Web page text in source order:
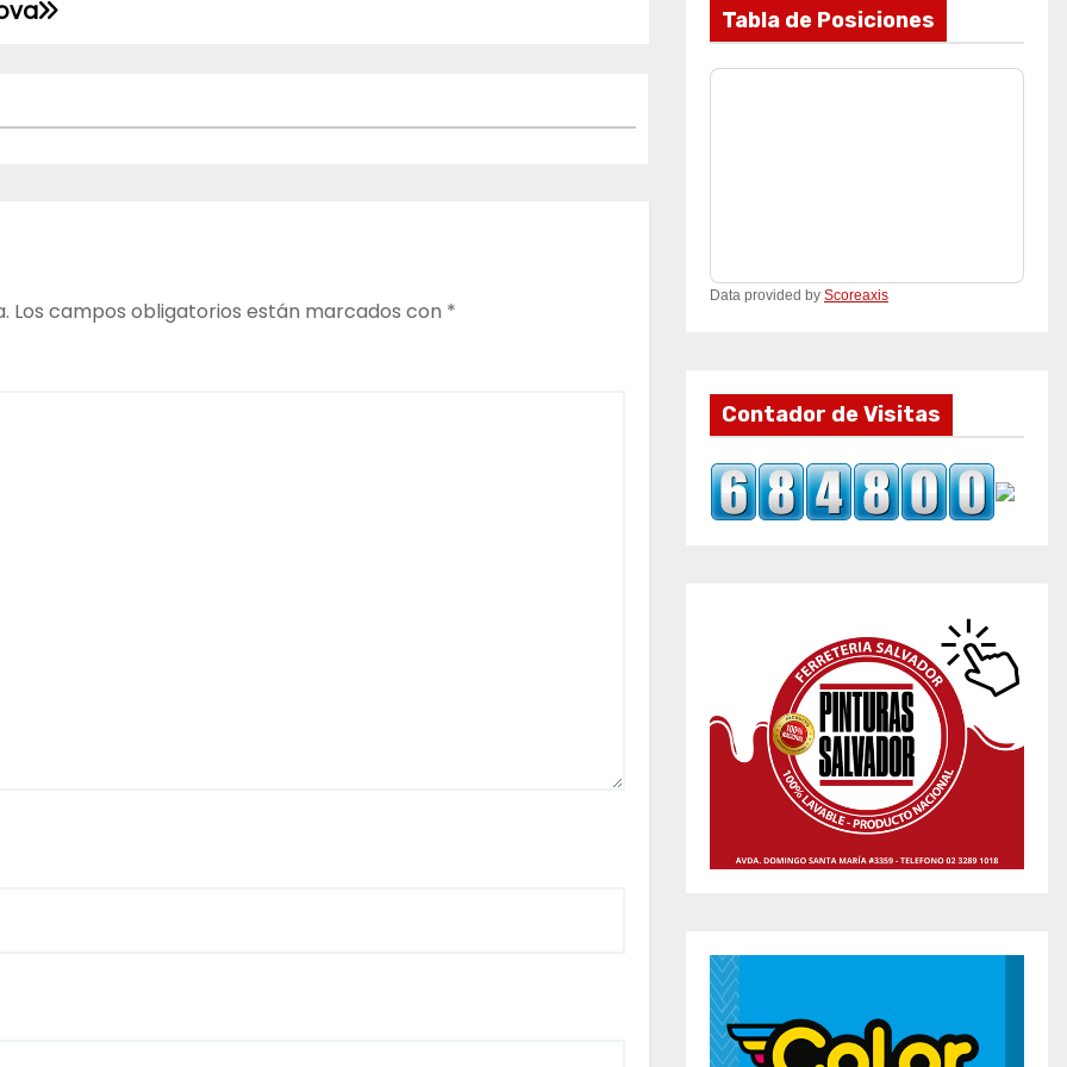
Los campos obligatorios están marcados con *
Tabla de Posiciones
Data provided by Scoreaxis
Contador de Visitas